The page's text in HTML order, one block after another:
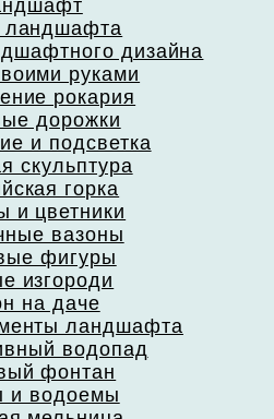
ландшафта
дизайна
руками
рокария
дорожки
и подсветка
скульптура
горка
и цветники
вазоны
фигуры
изгороди
на даче
ландшафта
водопад
фонтан
и водоемы